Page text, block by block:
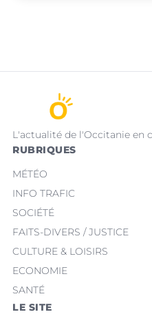
L'actualité de l'Occitanie en
RUBRIQUES
MÉTÉO
INFO TRAFIC
SOCIÉTÉ
FAITS-DIVERS / JUSTICE
CULTURE & LOISIRS
ECONOMIE
SANTÉ
LE SITE